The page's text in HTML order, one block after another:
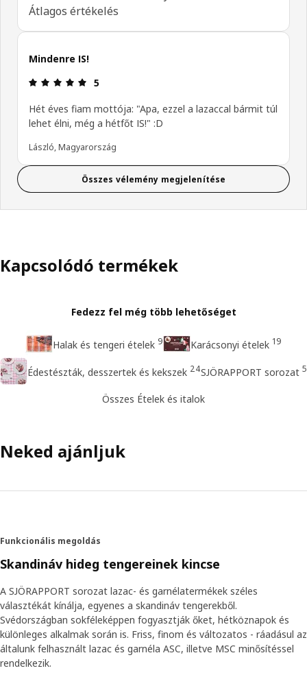
Átlagos értékelés
Mindenre IS!
Értékelés: 5 / 5 csillagok.
5
Hét éves fiam mottója: "Apa, ezzel a lazaccal bármit túl
lehet élni, még a hétfőt IS!" :D
László, Magyarország
Összes vélemény megjelenítése
Kapcsolódó termékek
Fedezz fel még több lehetőséget
Halak és tengeri ételek 9 Karácsonyi ételek 19
Édestészták, desszertek és kekszek 24SJÖRAPPORT sorozat 5
Összes Ételek és italok
Neked ajánljuk
Funkcionális megoldás
Skandináv hideg tengereinek kincse
A SJÖRAPPORT sorozat lazac- és garnélatermékek széles
választékát kínálja, egyenes a skandináv tengerekből.
Svédországban sokféleképpen fogyasztják őket, hétköznapok és
különleges alkalmak során is. Friss, finom és változatos - ráadásul az
általunk felhasznált lazac és garnéla ASC, illetve MSC minősítéssel
rendelkezik.